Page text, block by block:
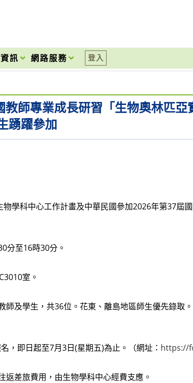
訊 網路服務 登入
師專業成長研習「生物奧林匹
踴躍參加
學科中心工作計畫及中華民國參加2026年第37屆
分至16時30分。
室。
師及學生，共36位。花東、離島地區師生優先錄取
，即日起至7月3日(星期五)為止。（網址： https://
差旅費用，由生物學科中心經費支應。